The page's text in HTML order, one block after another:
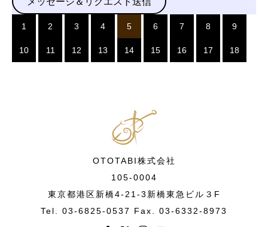
1 2 3 4 5 6 7 8 9
10 11 12 13 14 15 16 17 18
OTOTABI株式会社
105-0004
東京都港区新橋4-21-3新橋東急ビル３F
Tel. 03-6825-0537 Fax. 03-6332-8973